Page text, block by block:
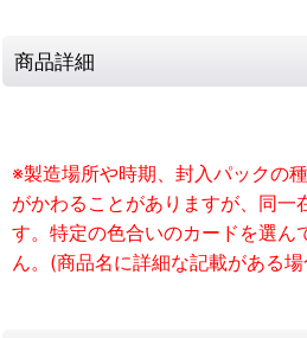
商品詳細
※製造場所や時期、封入パックの
がかわることがありますが、同一
す。特定の色合いのカードを選ん
ん。(商品名に詳細な記載がある